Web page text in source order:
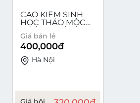
CAO KIỀM SINH
HỌC THẢO MỘC
THIÊN NHIÊN (
dạng uống ) - HỖ
TRỢ ĐIỀU TRỊ
VIÊM XOANG
VIÊM PHỔI, THỰC
Giá bán lẻ
400,000đ
Hà Nội